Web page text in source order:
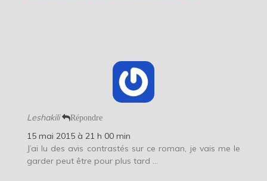
Leshakili Répondre
15 mai 2015 à 21 h 00 min
J’ai lu des avis contrastés sur ce roman, je vais me le
garder peut être pour plus tard …